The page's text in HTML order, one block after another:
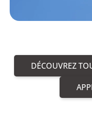
DÉCOUVREZ